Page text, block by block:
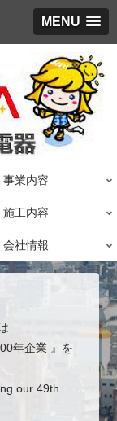
MENU
事業内容
施工内容
会社情報
年企業 』を
our 49th